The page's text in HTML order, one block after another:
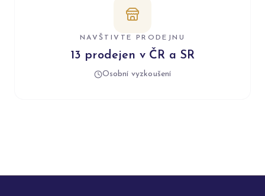
NAVŠTIVTE PRODEJNU
13 prodejen v ČR a SR
Osobní vyzkoušení